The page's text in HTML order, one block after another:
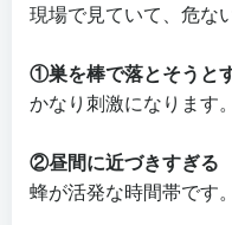
現場で見ていて、危な
①巣を棒で落とそうと
かなり刺激になります。
②昼間に近づきすぎる
蜂が活発な時間帯です。